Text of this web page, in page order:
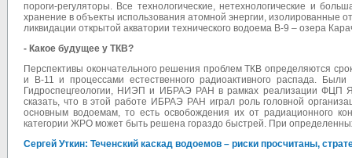
пороги-регуляторы. Все технологические, нетехнологические и
хранение в объекты использования атомной энергии, изолированные
ликвидации открытой акватории технического водоема В-9 – озера
- Какое будущее у ТКВ?
Перспективы окончательного решения проблем ТКВ определяются
и В-11 и процессами естественного радиоактивного распада.
Гидроспецгеологии, НИЭП и ИБРАЭ РАН в рамках реализации ФЦП
сказать, что в этой работе ИБРАЭ РАН играл роль головной
основным водоемам, то есть освобождения их от радиационного
категории ЖРО может быть решена гораздо быстрей. При
Сергей Уткин: Теченский каскад водоемов – риски просчитаны,